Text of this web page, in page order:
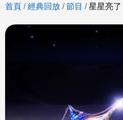
首頁 /經典回放 /節目 /星星亮